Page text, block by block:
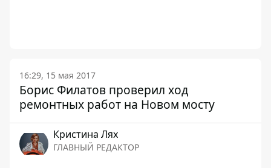
16:29, 15 мая 2017
Борис Филатов проверил ход
ремонтных работ на Новом мосту
Кристина Лях
ГЛАВНЫЙ РЕДАКТОР